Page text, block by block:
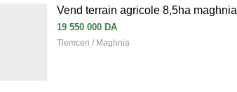
Vend terrain agricole 8,5ha maghnia
19 550 000 DA
Tlemcen / Maghnia